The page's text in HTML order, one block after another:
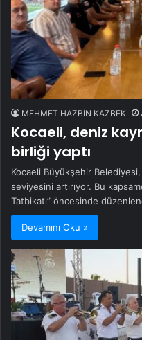
MEHMET HAZBİN KAZBEK
Kocaeli, deniz
birliği yaptı
Kocaeli Büyükşehir Belediyesi,
seviyesini artırıyor. Bu
Tatbikatı” öncesinde
Devamını Oku »